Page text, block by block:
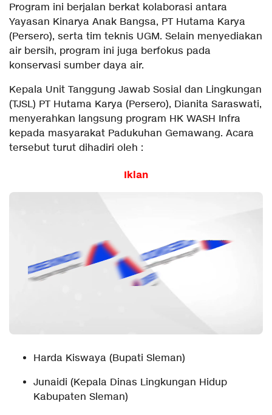
Program ini berjalan berkat kolaborasi antara
Yayasan Kinarya Anak Bangsa, PT Hutama Karya
(Persero), serta tim teknis UGM. Selain menyediakan
air bersih, program ini juga berfokus pada
konservasi sumber daya air.
Kepala Unit Tanggung Jawab Sosial dan Lingkungan
(TJSL) PT Hutama Karya (Persero), Dianita Saraswati,
menyerahkan langsung program HK WASH Infra
kepada masyarakat Padukuhan Gemawang. Acara
tersebut turut dihadiri oleh :
Iklan
Harda Kiswaya (Bupati Sleman)
Junaidi (Kepala Dinas Lingkungan Hidup
Kabupaten Sleman)